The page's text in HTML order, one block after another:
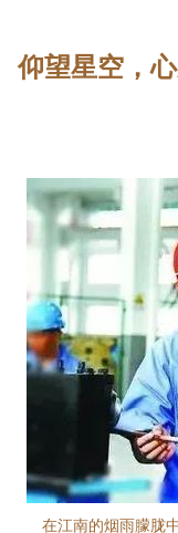
仰望星空，
在江南的烟雨朦胧